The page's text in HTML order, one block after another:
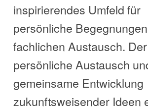
inspirierendes Umfeld für
persönliche
fachlichen Austausch. Der
persönliche Austausch
gemeinsame Entwicklung
zukunftsweisender Ideen